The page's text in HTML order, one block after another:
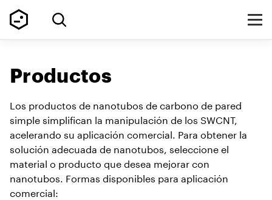
Productos
Los productos de nanotubos de carbono de pared
simple simplifican la manipulación de los SWCNT,
acelerando su aplicación comercial. Para obtener la
solución adecuada de nanotubos, seleccione el
material o producto que desea mejorar con
nanotubos. Formas disponibles para aplicación
comercial: